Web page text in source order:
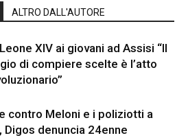
ALTRO DALL'AUTORE
XIV ai giovani ad Assisi “Il
di compiere scelte è l’atto
contro Meloni e i poliziotti a
Digos denuncia 24enne